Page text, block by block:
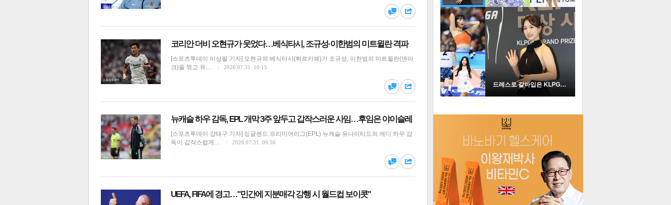
댓글 공유
댓글 공유
코리안 더비 오현규가 웃었다…베식타시, 조규성·이한범의 미트윌란 격파
[스포츠투데이 이상필 기자] 오현규의 베식타시(튀르키예)가 조규성, 이한범의 미트윌란(덴마
크)을 꺾고 유…
2026.07.31. 10:15
뉴캐슬 하우 감독, EPL 개막 3주 앞두고 갑작스러운 사임…후임은 야이슬레
[스포츠투데이 강태구 기자] 잉글랜드 프리미어리그(EPL) 뉴캐슬 유나이티드의 에디 하우 감
독이 갑작스럽게…
2026.07.31. 09:56
UEFA, FIFA에 경고…"민간에 지분매각 강행 시 월드컵 보이콧"
많이 본 뉴스
연예
스포츠 포토
2
더보기
인기포토
드레스로 갈아입은 KLPGA …